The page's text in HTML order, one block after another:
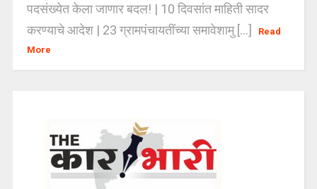
पदसंख्येत केला जाणार बदल! | 10 दिवसांत माहिती सादर
करण्याचे आदेश | 23 ग्रामपंचायतींच्या समावेशामु [...]
Read
More